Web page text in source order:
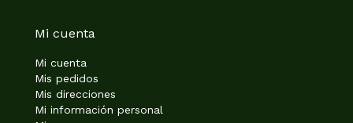
Mi cuenta
Mi cuenta
Mis pedidos
Mis direcciones
Mi información personal